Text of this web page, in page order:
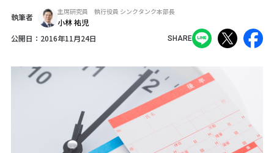
公開日： 2016年11月24日 SHARE
執筆者
主席研究員 執行役員 シンクタンク本部長
小林 祐児